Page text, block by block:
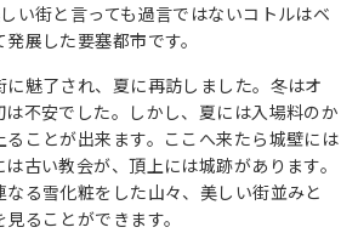
い街と言っても過言ではないコトルはベ
展した要塞都市です。
魅了され、夏に再訪しました。冬はオ
は不安でした。しかし、夏には入場料のか
ことが出来ます。ここへ来たら城壁には
古い教会が、頂上には城跡があります。
る雪化粧をした山々、美しい街並みと
ることができます。